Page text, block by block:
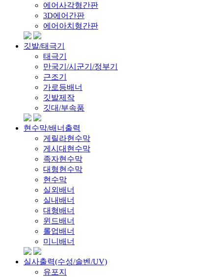
에어사각형간판
3D에어간판
에어아치형간판
깃발/태극기
태극기
만국기/시군기/정부기
근조기
가로등배너
깃발제작
깃대/부속품
현수막/배너출력
게릴라현수막
게시대현수막
족자현수막
대형현수막
현수막
실외배너
실내배너
대형배너
윈드배너
롤업배너
미니배너
실사출력(수성/솔벤/UV)
유포지